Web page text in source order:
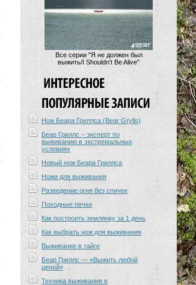
Все серии "Я не должен был
выжить/I Shouldn't Be Alive"
Нож Беара Гриллса (Bear Grylls)
Беар Гриллс – эксперт по
выживанию в экстремальных
условиях
Новый нож Беара Гриллса
Ножи для выживания
Разведение огня без спичек
Походные печки
Как построить землянку за 1 день
Как выбрать нож для выживания
Выживание в тайге
Беар Гриллс — «Выжить любой
ценой»
Техника выживания в